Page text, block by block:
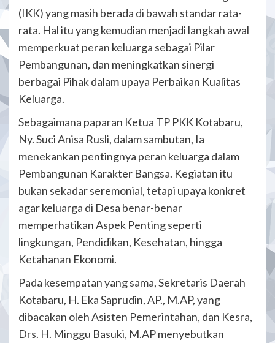
(IKK) yang masih berada di bawah standar rata-
rata. Hal itu yang kemudian menjadi langkah awal
memperkuat peran keluarga sebagai Pilar
Pembangunan, dan meningkatkan sinergi
berbagai Pihak dalam upaya Perbaikan Kualitas
Keluarga.
Sebagaimana paparan Ketua TP PKK Kotabaru,
Ny. Suci Anisa Rusli, dalam sambutan, Ia
menekankan pentingnya peran keluarga dalam
Pembangunan Karakter Bangsa. Kegiatan itu
bukan sekadar seremonial, tetapi upaya konkret
agar keluarga di Desa benar-benar
memperhatikan Aspek Penting seperti
lingkungan, Pendidikan, Kesehatan, hingga
Ketahanan Ekonomi.
Pada kesempatan yang sama, Sekretaris Daerah
Kotabaru, H. Eka Saprudin, AP., M.AP, yang
dibacakan oleh Asisten Pemerintahan, dan Kesra,
Drs. H. Minggu Basuki, M.AP menyebutkan